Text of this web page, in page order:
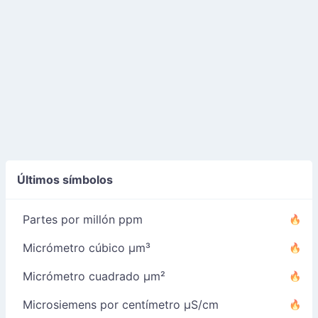
Últimos símbolos
Partes por millón ppm
Micrómetro cúbico µm³
Micrómetro cuadrado µm²
Microsiemens por centímetro µS/cm